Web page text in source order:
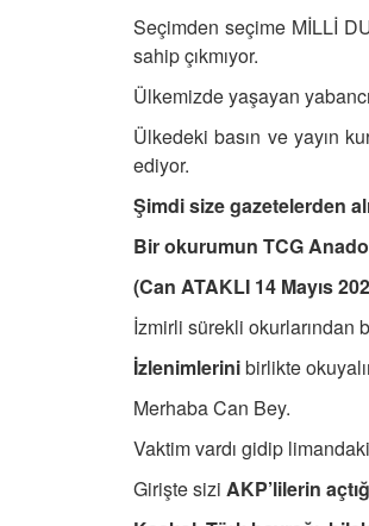
Seçimden seçime MİLLİ
sahip çıkmıyor.
Ülkemizde yaşayan
Ülkedeki basın ve yayın
ediyor.
Şimdi size gazetelerden
Bir okurumun TCG
(Can ATAKLI 14 Mayıs
İzmirli sürekli okurlarından
İzlenimlerinibirlikte
Merhaba Can Bey.
Vaktim vardı gidip limandaki
Girişte sizi AKP’lilerin